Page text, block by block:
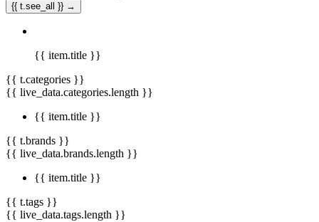
{{ t.see_all }} →
{{ item.title }}
{{ t.categories }}
{{ live_data.categories.length }}
{{ item.title }}
{{ t.brands }}
{{ live_data.brands.length }}
{{ item.title }}
{{ t.tags }}
{{ live_data.tags.length }}